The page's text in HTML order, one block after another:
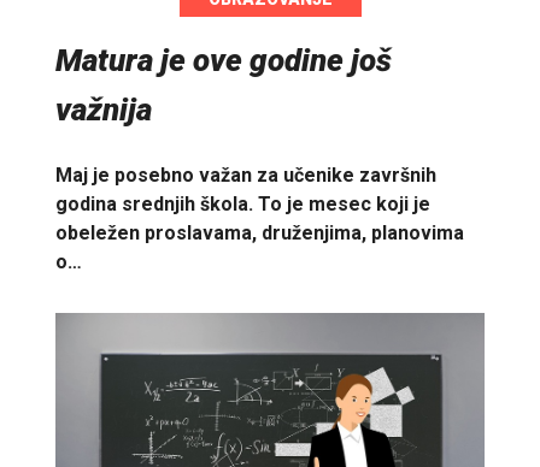
Matura je ove godine još
važnija
Maj je posebno važan za učenike završnih
godina srednjih škola. To je mesec koji je
obeležen proslavama, druženjima, planovima
o…